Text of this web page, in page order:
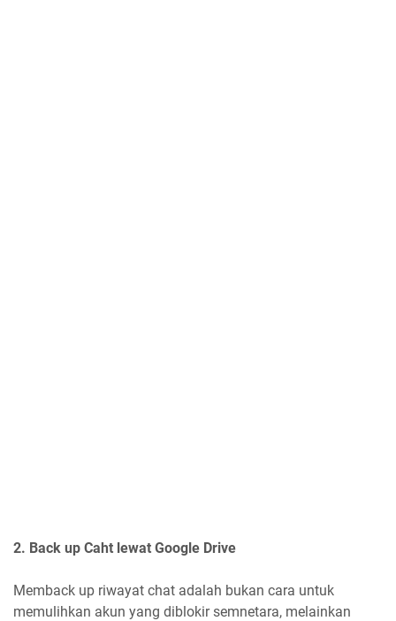
2. Back up Caht lewat Google Drive
Memback up riwayat chat adalah bukan cara untuk
memulihkan akun yang diblokir semnetara, melainkan